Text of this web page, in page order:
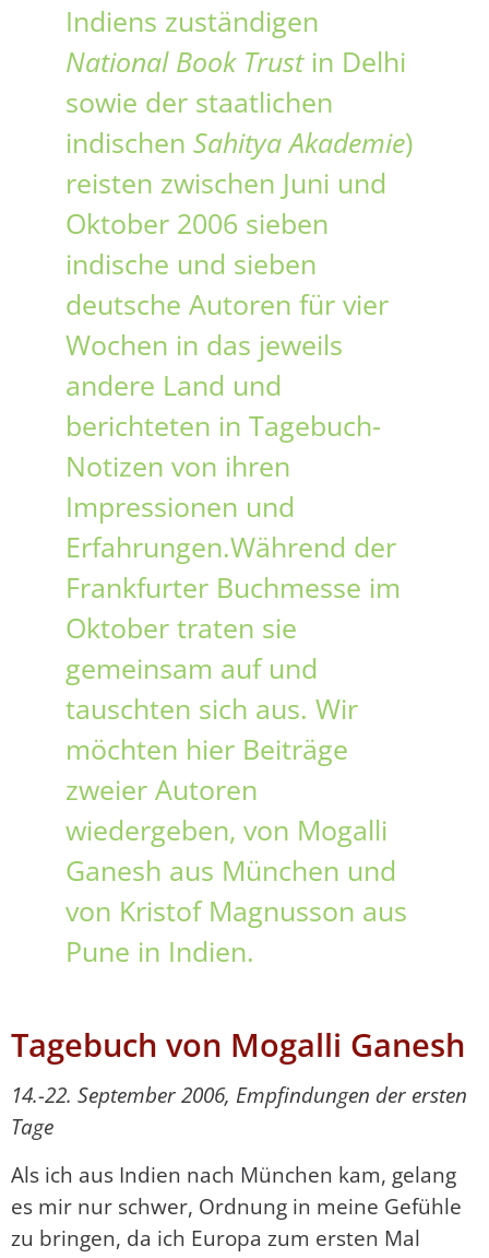
Indiens zuständigen
National Book Trust in Delhi
sowie der staatlichen
indischen Sahitya Akademie)
reisten zwischen Juni und
Oktober 2006 sieben
indische und sieben
deutsche Autoren für vier
Wochen in das jeweils
andere Land und
berichteten in Tagebuch-
Notizen von ihren
Impressionen und
Erfahrungen.Während der
Frankfurter Buchmesse im
Oktober traten sie
gemeinsam auf und
tauschten sich aus. Wir
möchten hier Beiträge
zweier Autoren
wiedergeben, von Mogalli
Ganesh aus München und
von Kristof Magnusson aus
Pune in Indien.
Tagebuch von Mogalli Ganesh
14.-22. September 2006, Empfindungen der ersten
Tage
Als ich aus Indien nach München kam, gelang
es mir nur schwer, Ordnung in meine Gefühle
zu bringen, da ich Europa zum ersten Mal